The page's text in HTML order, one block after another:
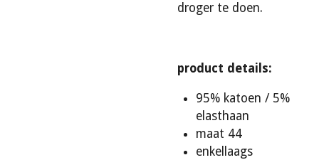
droger te doen.
product details:
95% katoen / 5%
elasthaan
maat 44
enkellaags